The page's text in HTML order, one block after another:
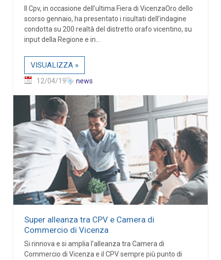
Il Cpv, in occasione dell’ultima Fiera di VicenzaOro dello
scorso gennaio, ha presentato i risultati dell’indagine
condotta su 200 realtà del distretto orafo vicentino, su
input della Regione e in...
VISUALIZZA »
12/04/19 news
Super alleanza tra CPV e Camera di
Commercio di Vicenza
Si rinnova e si amplia l’alleanza tra Camera di
Commercio di Vicenza e il CPV sempre più punto di